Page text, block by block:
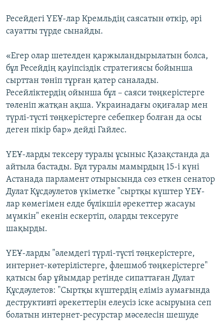
Ресейдегі ҮЕҰ-лар Кремльдің саясатын өткір, әрі
сауатты түрде сынайды.
«Егер олар шетелден қаржыландырылатын болса,
бұл Ресейдің қауіпсіздік стратегиясы бойынша
сырттан төніп тұрған қатер саналады.
Ресейліктердің ойынша бұл – саяси төңкерістерге
төленіп жатқан ақша. Украинадағы оқиғалар мен
түрлі-түсті төңкерістерге себепкер болған да осы
деген пікір бар» дейді Гайлес.
ҮЕҰ-ларды тексеру туралы ұсыныс Қазақстанда да
айтыла бастады. Бұл туралы мамырдың 15-і күні
Астанада парламент отырысында сөз еткен сенатор
Дулат Құсдәулетов үкіметке "сыртқы күштер ҮЕҰ-
лар көмегімен елде бүлікшіл әрекеттер жасауы
мүмкін" екенін ескертіп, оларды тексеруге
шақырды.
ҮЕҰ-ларды "әлемдегі түрлі-түсті төңкерістерге,
интернет-көтерілістерге, флешмоб төңкерістерге"
қатысы бар ұйымдар ретінде сипаттаған Дулат
Құсдәулетов: "Сыртқы күштердің еліміз аумағында
деструктивті әрекеттерін елеусіз іске асыруына сеп
болатын интернет-ресурстар мәселесін шешуде